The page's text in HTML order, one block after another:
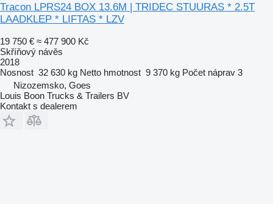
Tracon LPRS24 BOX 13.6M | TRIDEC STUURAS * 2.5T
LAADKLEP * LIFTAS * LZV
19 750 € ≈ 477 900 Kč
Skříňový návěs
2018
Nosnost 32 630 kg Netto hmotnost 9 370 kg Počet náprav 3
Nizozemsko, Goes
Louis Boon Trucks & Trailers BV
Kontakt s dealerem